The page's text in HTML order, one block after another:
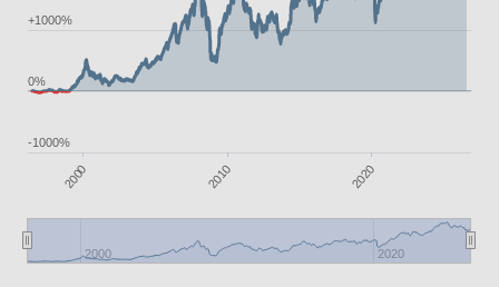
2000 2010 2020
2000 2020
-1000%
0%
+1000%